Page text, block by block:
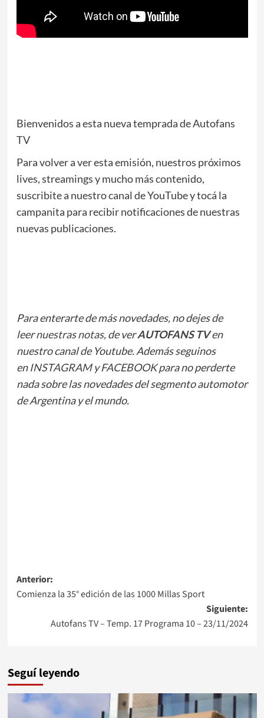
Bienvenidos a esta nueva temprada de Autofans
TV
Para volver a ver esta emisión, nuestros próximos
lives, streamings y mucho más contenido,
suscribite a nuestro canal de YouTube y tocá la
campanita para recibir notificaciones de nuestras
nuevas publicaciones.
Para enterarte de más novedades, no dejes de
leernuestras notas, de verAUTOFANS TVen
nuestro canal de Youtube. Además seguinos
enINSTAGRAMyFACEBOOKpara no perderte
nada sobre las novedades del segmento automotor
de Argentina y el mundo.
Navegación
de
entradas
Anterior:
Comienza la 35° edición de las 1000 Millas Sport
Siguiente:
Autofans TV – Temp. 17 Programa 10 – 23/11/2024
Seguí leyendo